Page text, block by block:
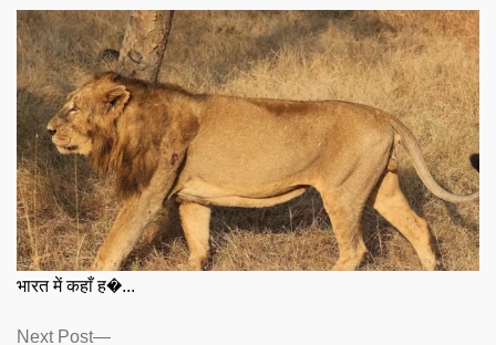
भारत में कहाँ ह�...
Posts
Next Post
Next